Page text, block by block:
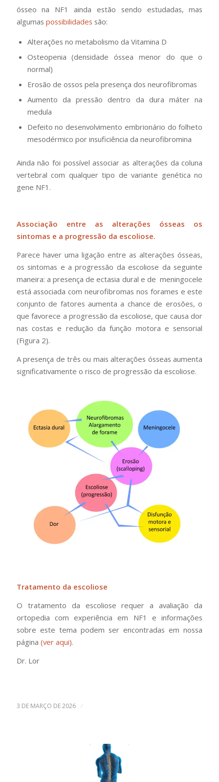
ósseo na NF1 ainda estão sendo estudadas, mas
algumas possibilidades são:
Alterações no metabolismo da Vitamina D
Osteopenia (densidade óssea menor do que o
normal)
Erosão de ossos pela presença dos neurofibromas
Aumento da pressão dentro da dura máter na
medula
Defeito no desenvolvimento embrionário do folheto
mesodérmico por insuficiência da neurofibromina
Ainda não foi possível associar as alterações da coluna
vertebral com qualquer tipo de variante genética no
gene NF1.
Associação entre as alterações ósseas os
sintomas e a progressão da escoliose.
Parece haver uma ligação entre as alterações ósseas,
os sintomas e a progressão da escoliose da seguinte
maneira: a presença de ectasia dural e de meningocele
está associada com neurofibromas nos forames e este
conjunto de fatores aumenta a chance de erosões, o
que favorece a progressão da escoliose, que causa dor
nas costas e redução da função motora e sensorial
(Figura 2).
A presença de três ou mais alterações ósseas aumenta
significativamente o risco de progressão da escoliose.
Tratamento da escoliose
O tratamento da escoliose requer a avaliação da
ortopedia com experiência em NF1 e informações
sobre este tema podem ser encontradas em nossa
página (ver aqui).
Dr. Lor
3 DE MARÇO DE 2026 /